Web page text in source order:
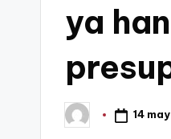
Cartagena,
Cartagena,
ya
Publicado
por
14